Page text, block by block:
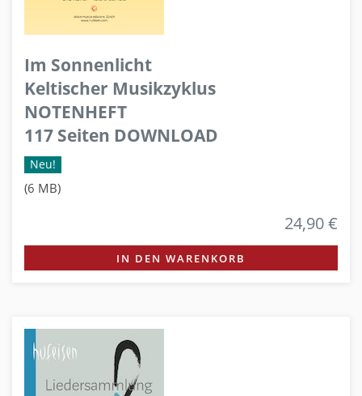
Im Sonnenlicht
Keltischer Musikzyklus
NOTENHEFT
117 Seiten DOWNLOAD
Neu!
(6 MB)
24,90 €
IN DEN WARENKORB